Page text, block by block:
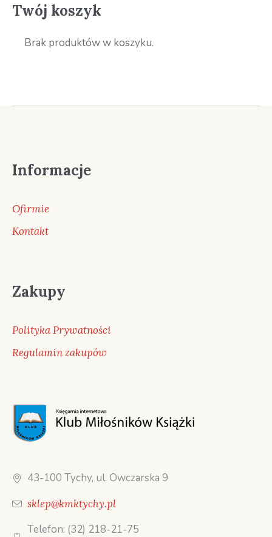
Twój koszyk
Brak produktów w koszyku.
Informacje
Ofirmie
Kontakt
Zakupy
Polityka Prywatności
Regulamin zakupów
43-100 Tychy, ul. Owczarska 9
sklep@kmktychy.pl
Telefon: (32) 218-21-75